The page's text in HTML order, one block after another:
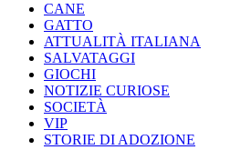
CANE
GATTO
ATTUALITÀ ITALIANA
SALVATAGGI
GIOCHI
NOTIZIE CURIOSE
SOCIETÀ
VIP
STORIE DI ADOZIONE